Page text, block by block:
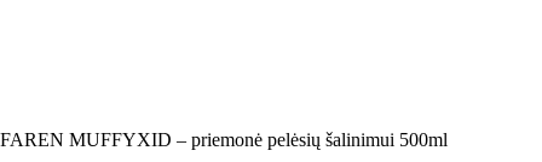
FAREN MUFFYXID – priemonė pelėsių šalinimui 500ml